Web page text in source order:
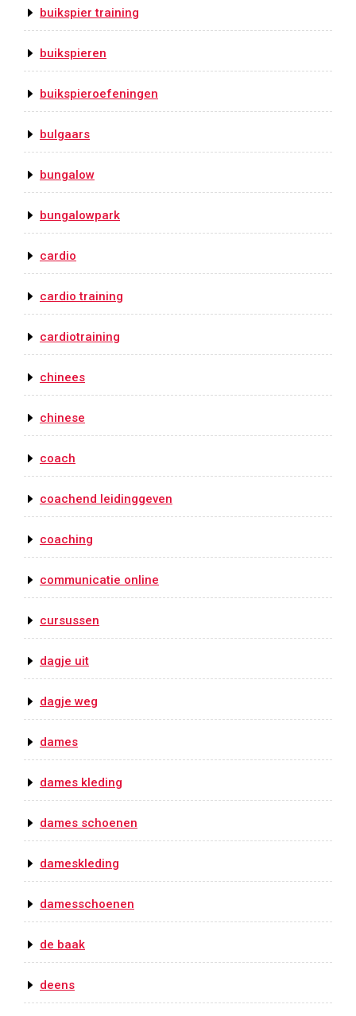
buikspier training
buikspieren
buikspieroefeningen
bulgaars
bungalow
bungalowpark
cardio
cardio training
cardiotraining
chinees
chinese
coach
coachend leidinggeven
coaching
communicatie online
cursussen
dagje uit
dagje weg
dames
dames kleding
dames schoenen
dameskleding
damesschoenen
de baak
deens